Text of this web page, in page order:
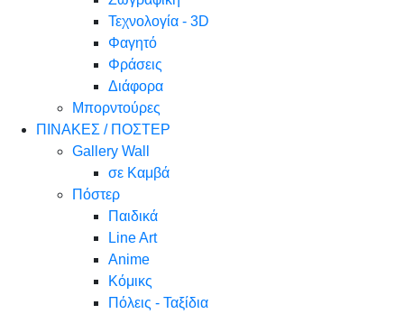
Τεχνολογία - 3D
Φαγητό
Φράσεις
Διάφορα
Μπορντούρες
ΠΙΝΑΚΕΣ / ΠΟΣΤΕΡ
Gallery Wall
σε Καμβά
Πόστερ
Παιδικά
Line Art
Anime
Κόμικς
Πόλεις - Ταξίδια